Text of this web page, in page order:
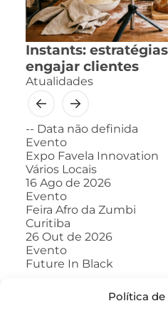
Política de
Instants:
engajar clientes
Atualidades
-- Data não definida
Evento
Expo Favela Innovation
Vários Locais
16 Ago de 2026
Evento
Feira Afro da Zumbi
Curitiba
26 Out de 2026
Evento
Future In Black